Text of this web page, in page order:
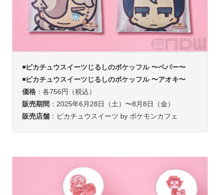
◾️ピカチュウスイーツじるしのポケッフル 〜ペパー〜
◾️ピカチュウスイーツじるしのポケッフル 〜アオキ〜
価格：各756円（税込）
販売期間 ：2025年6月28日（土）〜8月8日（金）
販売店舗：ピカチュウスイーツ by ポケモンカフェ